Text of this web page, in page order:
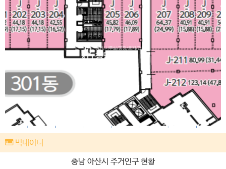
빅데이터
충남 아산시 주거인구 현황